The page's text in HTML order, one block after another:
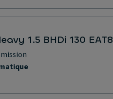
1.5 BHDi 130 EAT8